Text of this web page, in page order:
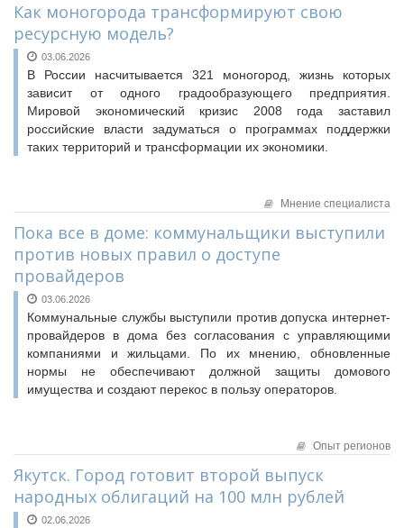
Как моногорода трансформируют свою
ресурсную модель?
03.06.2026
В России насчитывается 321 моногород, жизнь которых
зависит от одного градообразующего предприятия.
Мировой экономический кризис 2008 года заставил
российские власти задуматься о программах поддержки
таких территорий и трансформации их экономики.
Мнение специалиста
Пока все в доме: коммунальщики выступили
против новых правил о доступе
провайдеров
03.06.2026
Коммунальные службы выступили против допуска интернет-
провайдеров в дома без согласования с управляющими
компаниями и жильцами. По их мнению, обновленные
нормы не обеспечивают должной защиты домового
имущества и создают перекос в пользу операторов.
Опыт регионов
Якутск. Город готовит второй выпуск
народных облигаций на 100 млн рублей
02.06.2026